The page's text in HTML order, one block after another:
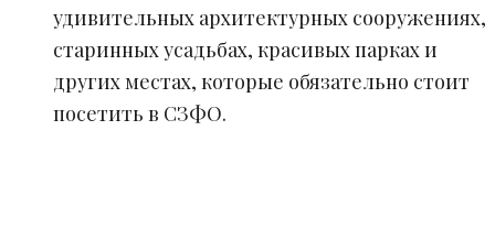
удивительных архитектурных сооружениях,
старинных усадьбах, красивых парках и
других местах, которые обязательно стоит
посетить в СЗФО.